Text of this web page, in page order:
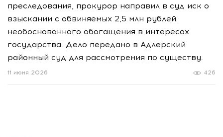
преследования, прокурор направил в суд иск о
взыскании с обвиняемых 2,5 млн рублей
необоснованного обогащения в интересах
государства. Дело передано в Адлерский
районный суд для рассмотрения по существу.
426
11 июня 2026